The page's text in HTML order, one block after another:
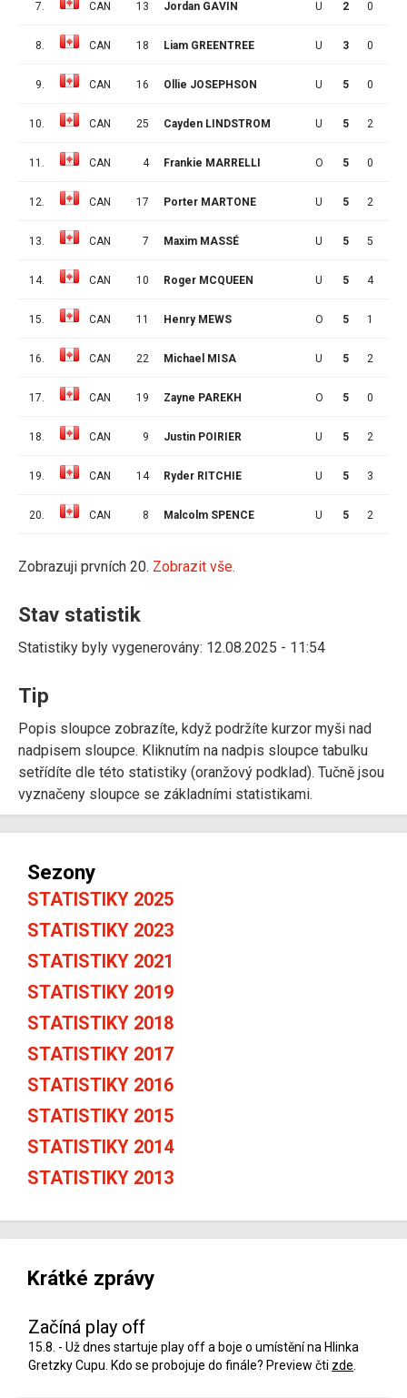
7. CAN 13 Jordan GAVIN U 2 0
8. CAN 18 Liam GREENTREE U 3 0
9. CAN 16 Ollie JOSEPHSON U 5 0
10. CAN 25 Cayden LINDSTROM U 5 2
11. CAN 4 Frankie MARRELLI O 5 0
12. CAN 17 Porter MARTONE U 5 2
13. CAN 7 Maxim MASSÉ U 5 5
14. CAN 10 Roger MCQUEEN U 5 4
15. CAN 11 Henry MEWS O 5 1
16. CAN 22 Michael MISA U 5 2
17. CAN 19 Zayne PAREKH O 5 0
18. CAN 9 Justin POIRIER U 5 2
19. CAN 14 Ryder RITCHIE U 5 3
20. CAN 8 Malcolm SPENCE U 5 2
Zobrazuji prvních 20. Zobrazit vše.
Stav statistik
Statistiky byly vygenerovány: 12.08.2025 - 11:54
Tip
Popis sloupce zobrazíte, když podržíte kurzor myši nad
nadpisem sloupce. Kliknutím na nadpis sloupce tabulku
setřídíte dle této statistiky (oranžový podklad). Tučně jsou
vyznačeny sloupce se základními statistikami.
Sezony
STATISTIKY 2025
STATISTIKY 2023
STATISTIKY 2021
STATISTIKY 2019
STATISTIKY 2018
STATISTIKY 2017
STATISTIKY 2016
STATISTIKY 2015
STATISTIKY 2014
STATISTIKY 2013
Krátké zprávy
Začíná play off
15.8. - Už dnes startuje play off a boje o umístění na Hlinka
Gretzky Cupu. Kdo se probojuje do finále? Preview čti zde